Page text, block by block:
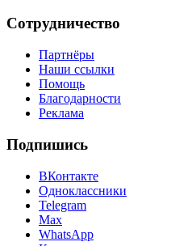
Сотрудничество
Партнёры
Наши ссылки
Помощь
Благодарности
Реклама
Подпишись
ВКонтакте
Одноклассники
Telegram
Max
WhatsApp